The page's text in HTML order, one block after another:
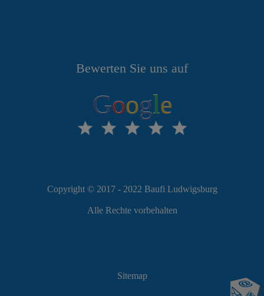
Bewerten Sie uns auf
Google
Copyright © 2017 - 2022 Baufi Ludwigsburg
Alle Rechte vorbehalten
Sitemap